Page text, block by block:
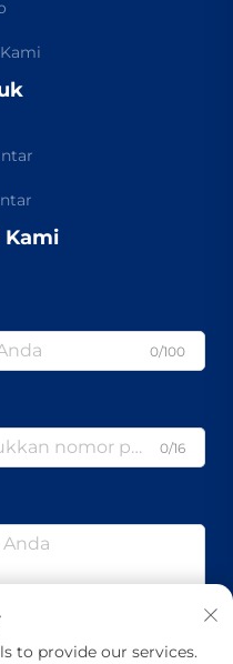
Kami
0/100
0/16
to provide our services.